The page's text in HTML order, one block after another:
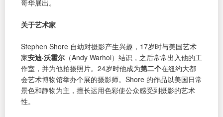
哥华展出。
关于艺术家
Stephen Shore 自幼对摄影产生兴趣，17岁时与美国艺术
家安迪·沃霍尔 （Andy Warhol）结识，之后常常出入他的工
作室，并为他拍摄照片。24岁时他成为第二个在纽约大都
会艺术博物馆举办个展的摄影师。Shore 的作品以美国日常
景色和静物为主，擅长运用色彩使公众感受到摄影的艺术
性。